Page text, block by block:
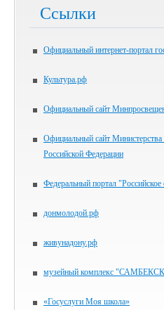
Ссылки
Официальный интернет-портал
Культура.рф
Официальный сайт
Официальный сайт
Российской Федерации
Федеральный портал "Российское
донмолодой.рф
живунадону.рф
музейный комплекс
«Госуслуги Моя школа»